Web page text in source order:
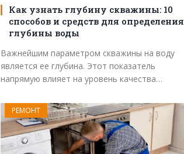
Как узнать глубину скважины: 10
способов и средств для определения
глубины воды
Важнейшим параметром скважины на воду
является ее глубина. Этот показатель
напрямую влияет на уровень качества…
РЕМОНТ